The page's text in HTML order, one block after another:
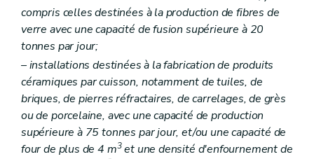
Art. 220
Art. 221
Art. 222
Art. 223
Art. 224
Art. 225
Art. 226
Art. 227
Art. 228
Art. 229
Art. 230
compris celles destinées à la production de fibres de
verre avec une capacité de fusion supérieure à 20
tonnes par jour;
– installations destinées à la fabrication de produits
céramiques par cuisson, notamment de tuiles, de
briques, de pierres réfractaires, de carrelages, de grès
ou de porcelaine, avec une capacité de production
supérieure à 75 tonnes par jour, et/ou une capacité de
four de plus de 4 m3et une densité d'enfournement de